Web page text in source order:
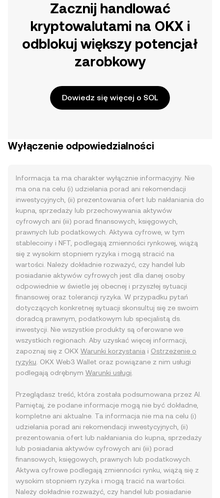
Zacznij handlować
kryptowalutami na OKX i
odblokuj większy potencjał
zarobkowy
Dowiedz się więcej o SOL
Wyłączenie odpowiedzialności
Informacja ta ma charakter wyłącznie informacyjny. Nie
ma ona na celu (i) udzielania porad ani rekomendacji
inwestycyjnych, (ii) prezentowania ofert lub nakłaniania do
kupna, sprzedaży lub przechowywania aktywów
cyfrowych ani (iii) porad finansowych, księgowych,
prawnych lub podatkowych. Aktywa cyfrowe, w tym
stablecoiny i NFT, podlegają zmienności rynkowej, wiążą
się z wysokim stopniem ryzyka i mogą stracić na
wartości. Należy dokładnie rozważyć, czy handel lub
posiadanie aktywów cyfrowych jest dla danej osoby
odpowiednie w świetle jej obecnej i przyszłej sytuacji
finansowej oraz tolerancji ryzyka. W przypadku pytań
dotyczących konkretnej sytuacji skonsultuj się ze swoim
doradcą prawnym, podatkowym lub specjalistą ds.
inwestycji. Nie wszystkie produkty są oferowane we
wszystkich regionach. Aby uzyskać więcej informacji,
zapoznaj się z OKX Warunki korzystania i Ostrzeżenie o
ryzyku . OKX Web3 Wallet oraz powiązane z nim usługi
podlegają odrębnym Warunki usługi
Przeglądasz treść, która została podsumowana przez AI.
Pamiętaj, że podane informacje mogą nie być dokładne,
kompletne ani aktualne. Ta informacja nie ma na celu (i)
udzielania porad ani rekomendacji inwestycyjnych, (ii)
prezentowania ofert lub nakłaniania do kupna, sprzedaży
lub posiadania aktywów cyfrowych ani (iii) porad
finansowych, księgowych, prawnych lub podatkowych.
Aktywa cyfrowe podlegają zmienności rynku, wiążą się z
wysokim stopniem ryzyka i mogą tracić na wartości.
Należy dokładnie rozważyć, czy handel lub posiadanie